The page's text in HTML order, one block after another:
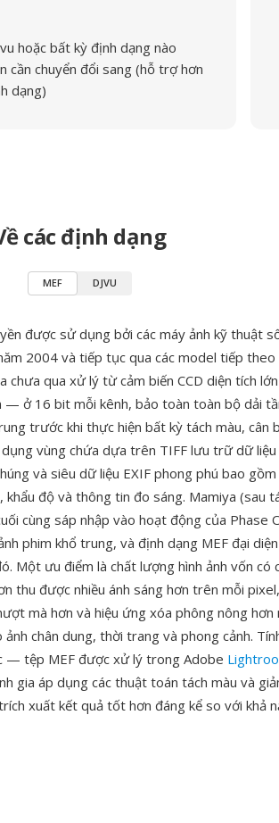
hoặc bất kỳ định dạng nào
cần chuyển đổi sang (hỗ trợ hơn
dạng)
các định dạng
MEF DJVU
được sử dụng bởi các máy ảnh kỹ thuật
2004 và tiếp tục qua các model tiếp
chưa qua xử lý từ cảm biến CCD diện tích
ở 16 bit mỗi kênh, bảo toàn toàn bộ dải
trước khi thực hiện bất kỳ tách màu, cân
vùng chứa dựa trên TIFF lưu trữ dữ
và siêu dữ liệu EXIF phong phú bao
độ và thông tin đo sáng. Mamiya (sau
cùng sáp nhập vào hoạt động của Phase
phim khổ trung, và định dạng MEF đại
Một ưu điểm là chất lượng hình ảnh vốn có
thu được nhiều ánh sáng hơn trên mỗi
mà hơn và hiệu ứng xóa phông nông hơn
chân dung, thời trang và phong cảnh.
— tệp MEF được xử lý trong Adobe
gia áp dụng các thuật toán tách màu và
xuất kết quả tốt hơn đáng kể so với khả